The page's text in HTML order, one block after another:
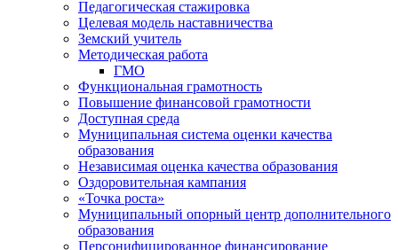
Педагогическая стажировка
Целевая модель наставничества
Земский учитель
Методическая работа
ГМО
Функциональная грамотность
Повышение финансовой грамотности
Доступная среда
Муниципальная система оценки качества
образования
Независимая оценка качества образования
Оздоровительная кампания
«Точка роста»
Муниципальный опорный центр дополнительного
образования
Персонифицированное финансирование